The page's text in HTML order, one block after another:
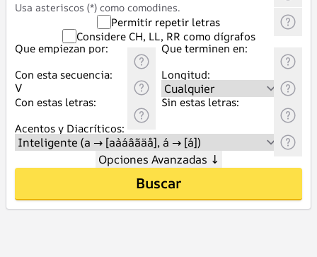
Usa asteriscos (*) como comodines.
Permitir repetir letras
Considere CH, LL, RR como dígrafos
Que empiezan por:
Que terminen en:
Con esta secuencia:
Longitud:
Con estas letras:
Sin estas letras:
Acentos y Diacríticos:
Opciones Avanzadas ↓
Buscar